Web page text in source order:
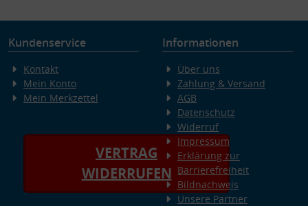
Kundenservice
Kontakt
Mein Konto
Mein Merkzettel
VERTRAG
WIDERRUFEN
Informationen
Über uns
Zahlung & Versand
AGB
Datenschutz
Widerruf
Impressum
Erklärung zur
Barrierefreiheit
Bildnachweis
Unsere Partner